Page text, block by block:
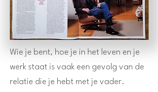
Wie je bent, hoe je in het leven en je
werk staat is vaak een gevolg van de
relatie die je hebt met je vader.